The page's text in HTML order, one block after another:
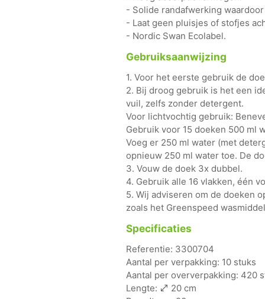
- Solide randafwerking
- Laat geen pluisjes of stofjes
- Nordic Swan Ecolabel.
Gebruiksaanwijzing
1. Voor het eerste gebruik de
2. Bij droog gebruik is het een
vuil, zelfs zonder detergent.
Voor lichtvochtig gebruik:
Gebruik voor 15 doeken 500 ml
Voeg er 250 ml water (met
opnieuw 250 ml water toe. De
3. Vouw de doek 3x dubbel.
4. Gebruik alle 16 vlakken, één
5. Wij adviseren om de doeken
zoals het Greenspeed
Specificaties
Referentie: 3300704
Aantal per verpakking: 10 stuks
Aantal per oververpakking: 420
Lengte:
20 cm